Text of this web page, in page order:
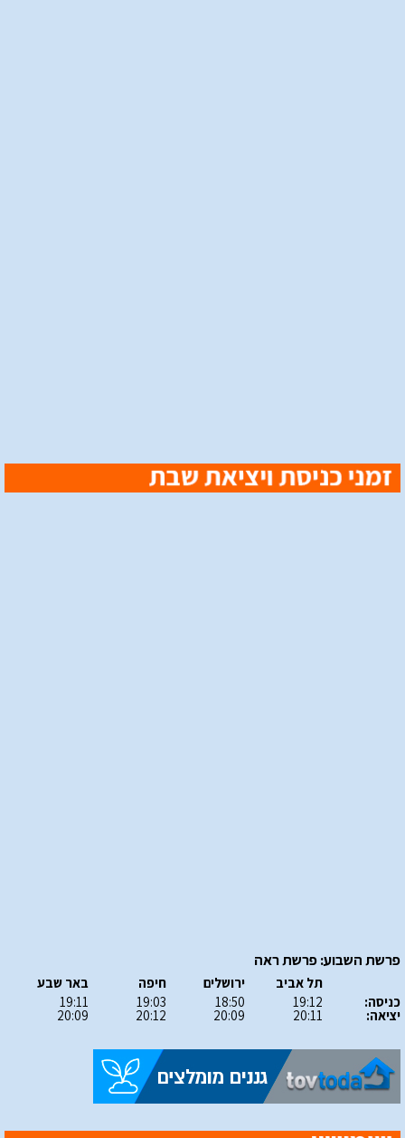
פרשת השבוע: פרשת ראה
כניסה:
יציאה:
תל אביב
19:12
20:11
ירושלים
18:50
20:09
חיפה
19:03
20:12
באר שבע
19:11
20:09